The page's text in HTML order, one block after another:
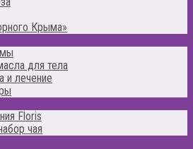
Крыма»
для тела
и лечение
Floris
чая